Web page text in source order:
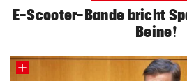
E-Scooter-Bande bricht
Beine!